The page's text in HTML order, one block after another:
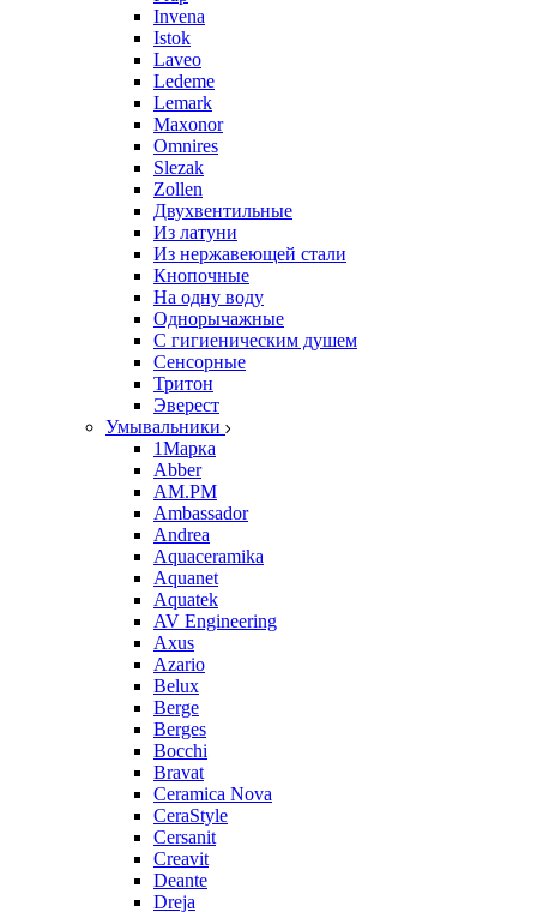
Invena
Istok
Laveo
Ledeme
Lemark
Maxonor
Omnires
Slezak
Zollen
Двухвентильные
Из латуни
Из нержавеющей стали
Кнопочные
На одну воду
Однорычажные
С гигиеническим душем
Сенсорные
Тритон
Эверест
Умывальники
1Марка
Abber
AM.PM
Ambassador
Andrea
Aquaceramika
Aquanet
Aquatek
AV Engineering
Axus
Azario
Belux
Berge
Berges
Bocchi
Bravat
Ceramica Nova
CeraStyle
Cersanit
Creavit
Deante
Dreja